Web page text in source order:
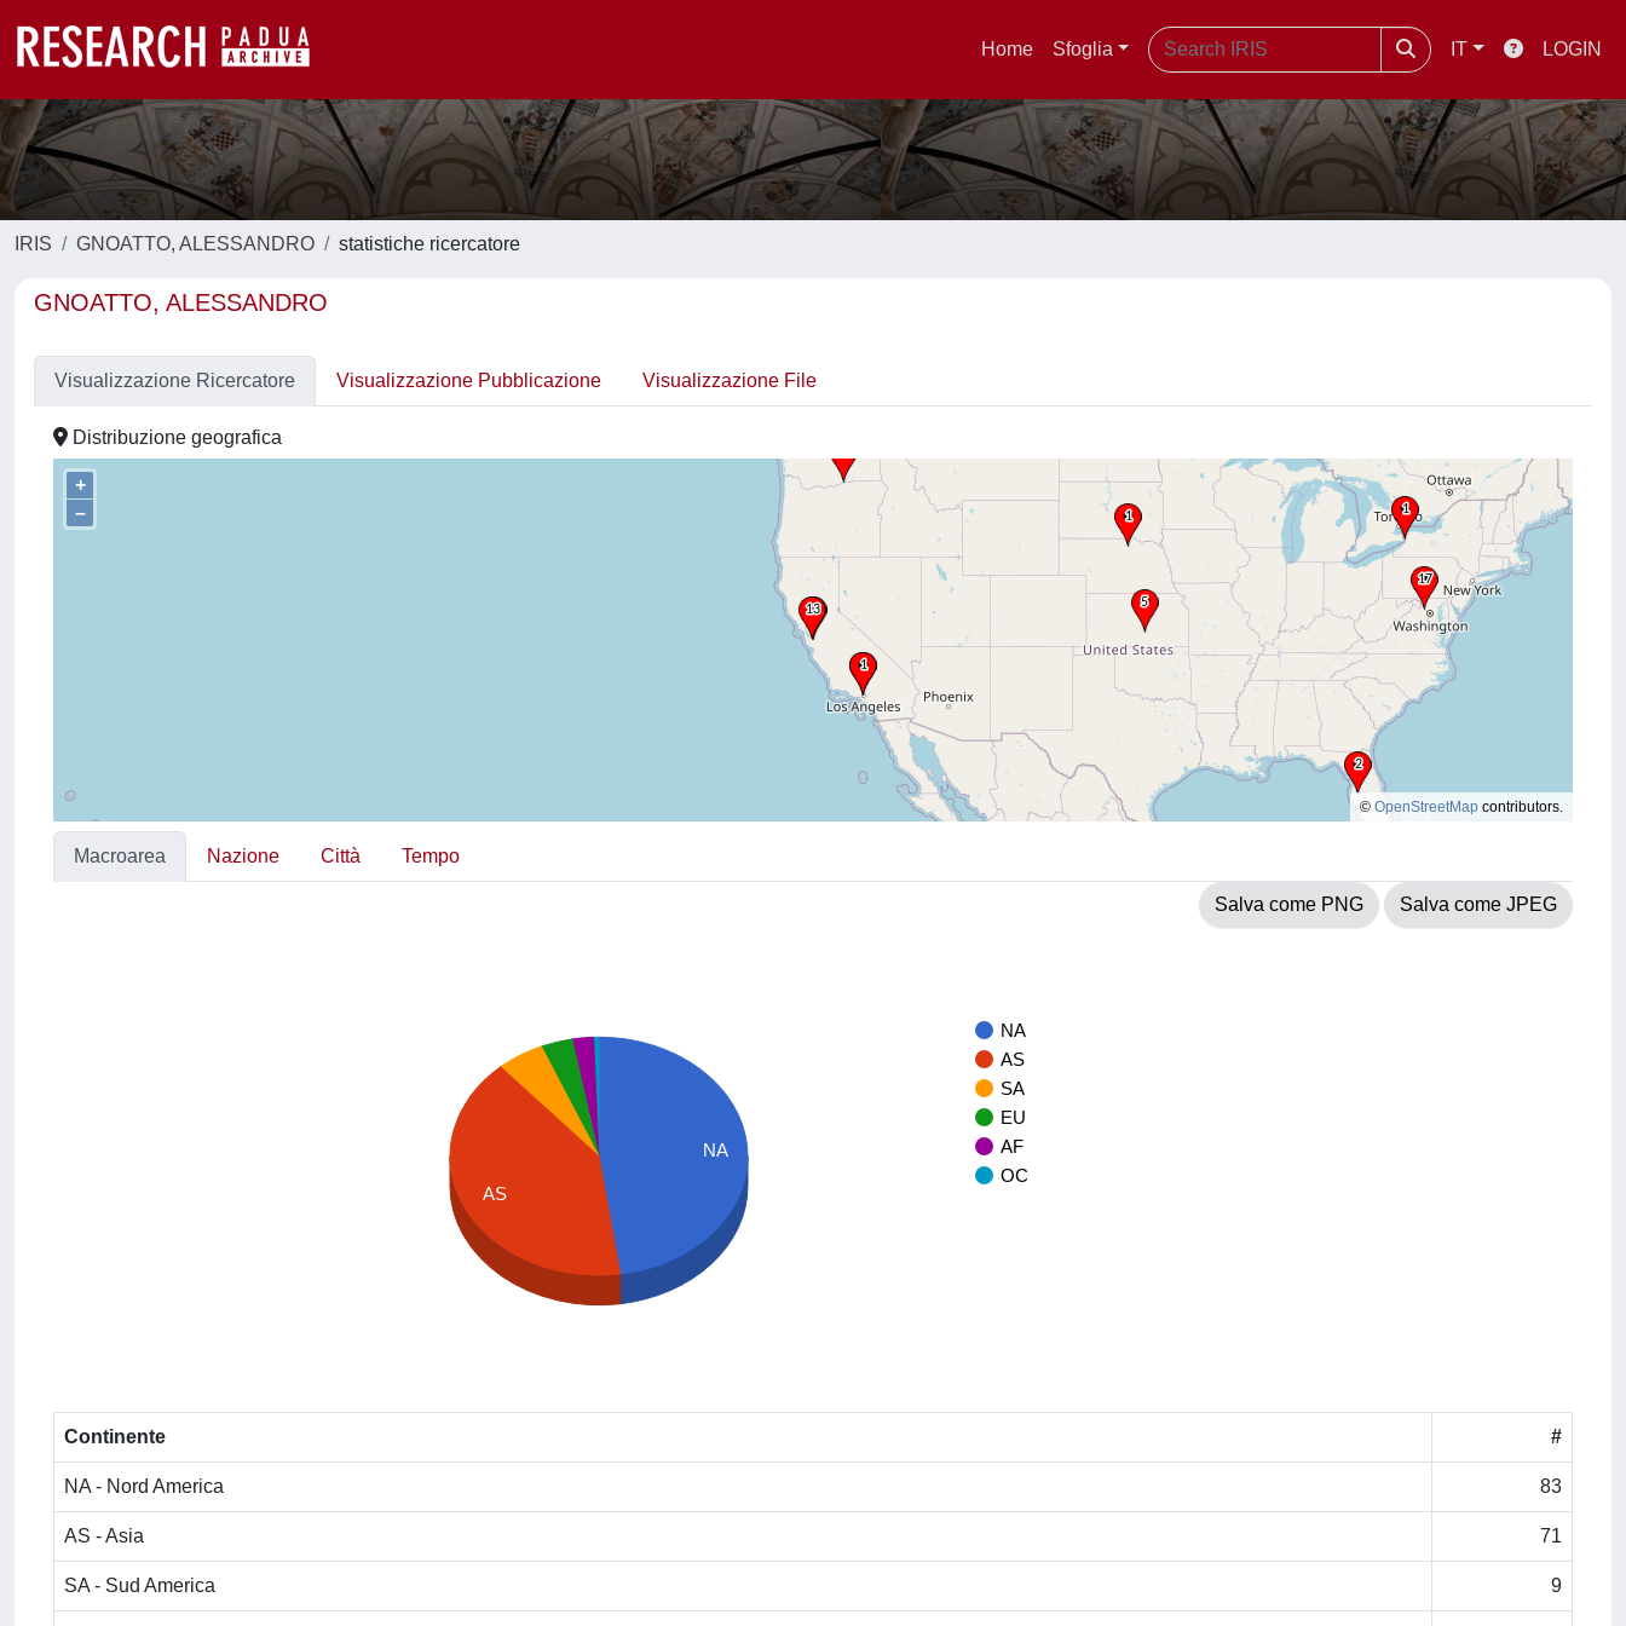
Home Sfoglia IT LOGIN
IRIS GNOATTO, ALESSANDRO statistiche ricercatore
GNOATTO, ALESSANDRO
Visualizzazione Ricercatore Visualizzazione Pubblicazione Visualizzazione File
Distribuzione geografica
+
–
© OpenStreetMap contributors.
Macroarea Nazione Città Tempo
Salva come PNG Salva come JPEG
NA
AS
SA
EU
AF
OC
NA
AS
Continente #
NA - Nord America 83
AS - Asia 71
SA - Sud America 9